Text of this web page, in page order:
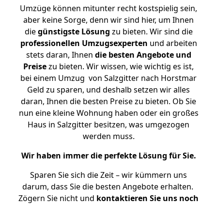
Umzüge können mitunter recht kostspielig sein,
aber keine Sorge, denn wir sind hier, um Ihnen
diegünstigste Lösung zu bieten. Wir sind die
professionellen Umzugsexperten und arbeiten
stets daran, Ihnen die besten Angebote und
Preisezu bieten. Wir wissen, wie wichtig es ist,
bei einem Umzug von Salzgitter nach Horstmar
Geld zu sparen, und deshalb setzen wir alles
daran, Ihnen die besten Preise zu bieten. Ob Sie
nun eine kleine Wohnung haben oder ein großes
Haus in Salzgitter besitzen, was umgezogen
werden muss.
Wir haben immer die perfekte Lösung für Sie.
Sparen Sie sich die Zeit – wir kümmern uns
darum, dass Sie die besten Angebote erhalten.
Zögern Sie nicht und kontaktieren Sie uns noch